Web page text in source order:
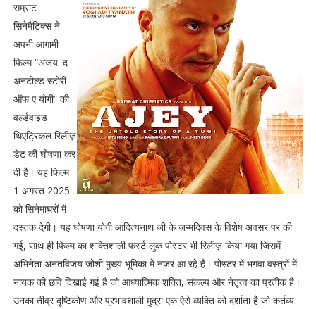
सम्राट
सिनेमैटिक्स ने
अपनी आगामी
फिल्म “अजय: द
अनटोल्ड स्टोरी
ऑफ ए योगी” की
वर्ल्डवाइड
थिएट्रिकल रिलीज़
डेट की घोषणा कर
दी है। यह फिल्म
1 अगस्त 2025
को सिनेमाघरों में
दस्तक देगी। यह घोषणा योगी आदित्यनाथ जी के जन्मदिवस के विशेष अवसर पर की
गई, साथ ही फिल्म का शक्तिशाली फर्स्ट लुक पोस्टर भी रिलीज़ किया गया जिसमें
अभिनेता अनंतविजय जोशी मुख्य भूमिका में नजर आ रहे हैं। पोस्टर में भगवा वस्त्रों में
नायक की छवि दिखाई गई है जो आध्यात्मिक शक्ति, संकल्प और नेतृत्व का प्रतीक है।
उनका तीव्र दृष्टिकोण और प्रभावशाली मुद्रा एक ऐसे व्यक्ति को दर्शाता है जो कर्तव्य